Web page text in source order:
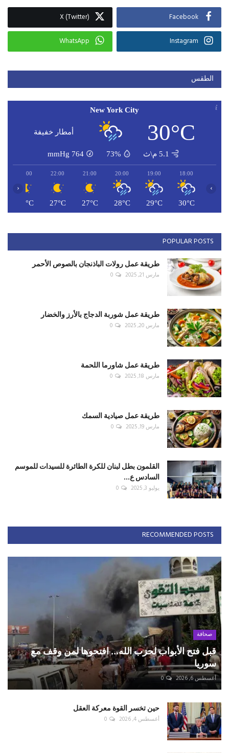
Facebook
X (Twitter)
Instagram
WhatsApp
الطقس
New York City
30°C أمطار خفيفة
5.1 م\ث 73%
764
mmHg
18:00
30°C
19:00
29°C
20:00
28°C
21:00
27°C
22:00
27°C
23:00
26°C
‹ ›
POPULAR POSTS
طريقة عمل رولات الباذنجان بالصوص الأحمر
مارس 21, 2025 0
طريقة عمل شوربة الدجاج بالأرز والخضار
مارس 20, 2025 0
طريقة عمل شاورما اللحمة
مارس 18, 2025 0
طريقة عمل صيادية السمك
مارس 19, 2025 0
القلمون بطل لبنان للكرة الطائرة للسيدات للموسم
السادس ع...
يوليو 3, 2025 0
RECOMMENDED POSTS
صحافة
قبل فتح الأبواب لحزب الله... افتحوها لمن وقف مع
سوريا
أغسطس 6, 2026 0
حين تخسر القوة معركة العقل
أغسطس 4, 2026 0